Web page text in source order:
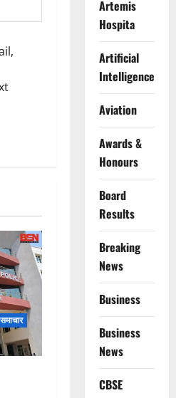
Artemis
Hospita
Artificial
Intelligence
Aviation
Awards &
Honours
Board
Results
Breaking
News
Business
Business
News
CBSE